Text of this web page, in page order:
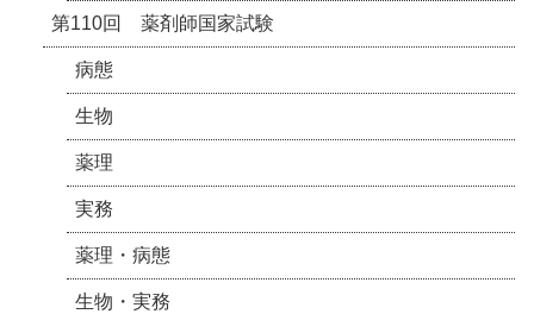
第110回 薬剤師国家試験
病態
生物
薬理
実務
薬理・病態
生物・実務